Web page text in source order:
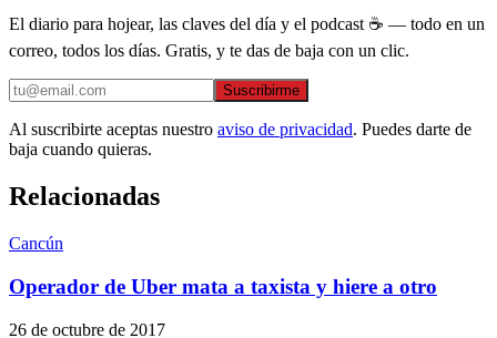
El diario para hojear, las claves del día y el podcast ☕ — todo en un
correo, todos los días. Gratis, y te das de baja con un clic.
Suscribirme
Al suscribirte aceptas nuestro aviso de privacidad. Puedes darte de
baja cuando quieras.
Relacionadas
Cancún
Operador de Uber mata a taxista y hiere a otro
26 de octubre de 2017